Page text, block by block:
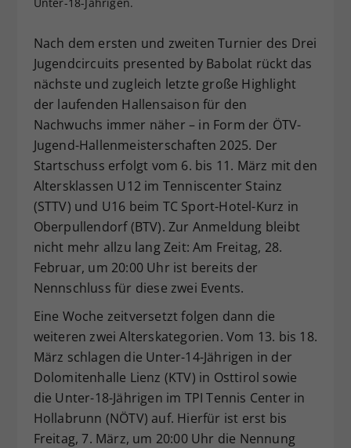
Nach dem ersten und zweiten Turnier des Drei
Jugendcircuits presented by Babolat rückt das
nächste und zugleich letzte große Highlight
der laufenden Hallensaison für den
Nachwuchs immer näher – in Form der ÖTV-
Jugend-Hallenmeisterschaften 2025. Der
Startschuss erfolgt vom 6. bis 11. März mit den
Altersklassen U12 im Tenniscenter Stainz
(STTV) und U16 beim TC Sport-Hotel-Kurz in
Oberpullendorf (BTV). Zur Anmeldung bleibt
nicht mehr allzu lang Zeit: Am Freitag, 28.
Februar, um 20:00 Uhr ist bereits der
Nennschluss für diese zwei Events.
Eine Woche zeitversetzt folgen dann die
weiteren zwei Alterskategorien. Vom 13. bis 18.
März schlagen die Unter-14-Jährigen in der
Dolomitenhalle Lienz (KTV) in Osttirol sowie
die Unter-18-Jährigen im TPI Tennis Center in
Hollabrunn (NÖTV) auf. Hierfür ist erst bis
Freitag, 7. März, um 20:00 Uhr die Nennung
Zweck
Einstellungen. Unter anderem eine
historische Speicherung Ihrer
vorgenommen Einstellungen, falls der
Webseiten-Betreiber dies eingestellt
hat.